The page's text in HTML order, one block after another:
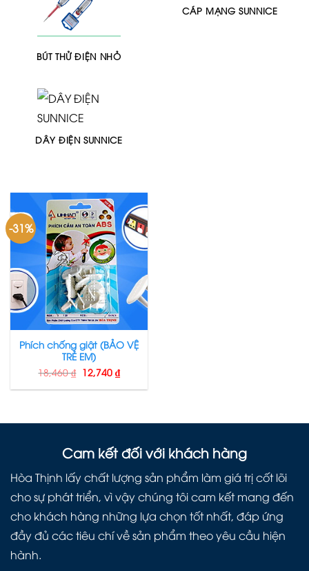
BÚT THỬ ĐIỆN NHỎ
CÁP MẠNG SUNNICE
DÂY ĐIỆN SUNNICE
-31%
Phích chống giật (BẢO VỆ
TRẺ EM)
18,460₫ 12,740 ₫
Cam kết đối với khách hàng
Hòa Thịnh lấy chất lượng sản phẩm làm giá trị cốt lõi
cho sự phát triển, vì vậy chúng tôi cam kết mang đến
cho khách hàng những lựa chọn tốt nhất, đáp ứng
đầy đủ các tiêu chí về sản phẩm theo yêu cầu hiện
hành.